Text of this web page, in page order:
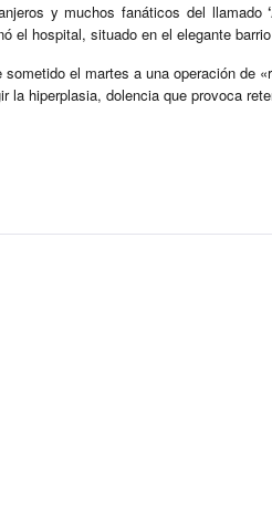
y muchos fanáticos del llamado
el hospital, situado en el elegante
sometido el martes a una operación de
la hiperplasia, dolencia que provoca